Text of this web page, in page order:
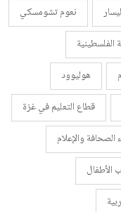
نعوم تشومسكي
الفلسطينية
هوليوود
قطاع التعليم في غزة
الصحافة والإعلام
الأطفال